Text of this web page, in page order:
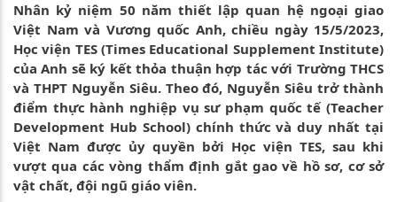
Nhân kỷ niệm 50 năm thiết lập quan hệ ngoại giao
Việt Nam và Vương quốc Anh, chiều ngày 15/5/2023,
Học viện TES (Times Educational Supplement Institute)
của Anh sẽ ký kết thỏa thuận hợp tác với Trường THCS
và THPT Nguyễn Siêu. Theo đó, Nguyễn Siêu trở thành
điểm thực hành nghiệp vụ sư phạm quốc tế (Teacher
Development Hub School) chính thức và duy nhất tại
Việt Nam được ủy quyền bởi Học viện TES, sau khi
vượt qua các vòng thẩm định gắt gao về hồ sơ, cơ sở
vật chất, đội ngũ giáo viên.